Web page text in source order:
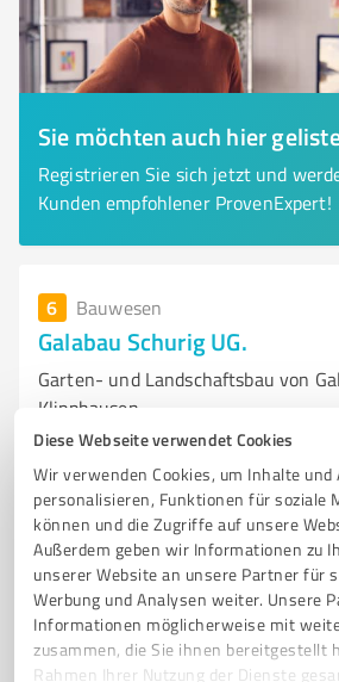
Diese Webseite verwendet Cookies
Wir verwenden Cookies, um Inhalte und
personalisieren, Funktionen für soziale
können und die Zugriffe auf unsere
Außerdem geben wir Informationen zu
unserer Website an unsere Partner für
Werbung und Analysen weiter. Unsere
Informationen möglicherweise mit
zusammen, die Sie ihnen bereitgestellt
Rahmen Ihrer Nutzung der Dienste
Sie möchten auch hier
Registrieren Sie sich jetzt und
Kunden empfohlener ProvenExpert!
6 Bauwesen
Galabau Schurig UG.
Garten- und Landschaftsbau von
Klipphausen
GARTENBAU LANDSCHAFTSBAU
ZAUNBAU GARTENPFLEGE ERDARBEITEN
INDIVIDUELLE BERATUNG NACHHALTIGE
KLIPPHAUSEN
Talstraße 6, 01665 Klipphausen
info@galabau-schurig.de galabau-